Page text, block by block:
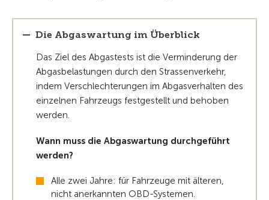
Die Abgaswartung im Überblick
Das Ziel des Abgastests ist die Verminderung der
Abgasbelastungen durch den Strassenverkehr,
indem Verschlechterungen im Abgasverhalten des
einzelnen Fahrzeugs festgestellt und behoben
werden.
Wann muss die Abgaswartung durchgeführt
werden?
Alle zwei Jahre: für Fahrzeuge mit älteren,
nicht anerkannten OBD-Systemen.